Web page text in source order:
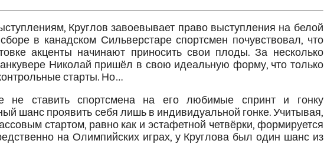
Круглов завоевывает право выступления на белой
в канадском Сильверстаре спортсмен почувствовал, что
акценты начинают приносить свои плоды. За несколько
Николай пришёл в свою идеальную форму, что только
старты. Но…
не ставить спортсмена на его любимые спринт и гонку
шанс проявить себя лишь в индивидуальной гонке. Учитывая,
стартом, равно как и эстафетной четвёрки, формируется
на Олимпийских играх, у Круглова был один шанс из